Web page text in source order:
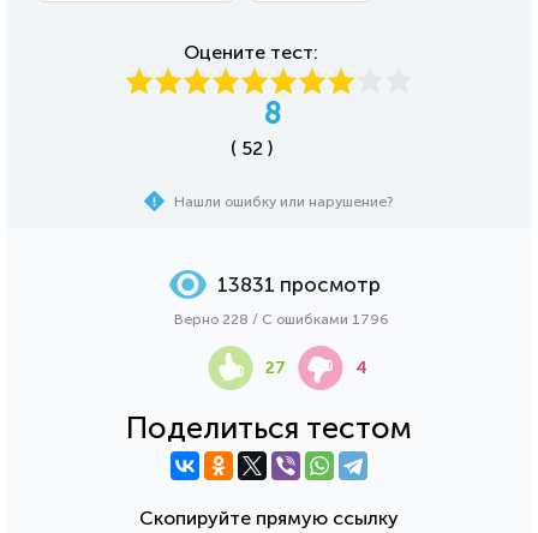
Оцените тест:
8
( 52 )
Нашли ошибку или нарушение?
Поделиться тестом
Скопируйте прямую ссылку
13831 просмотр
Верно 228 / С ошибками 1796
27 4